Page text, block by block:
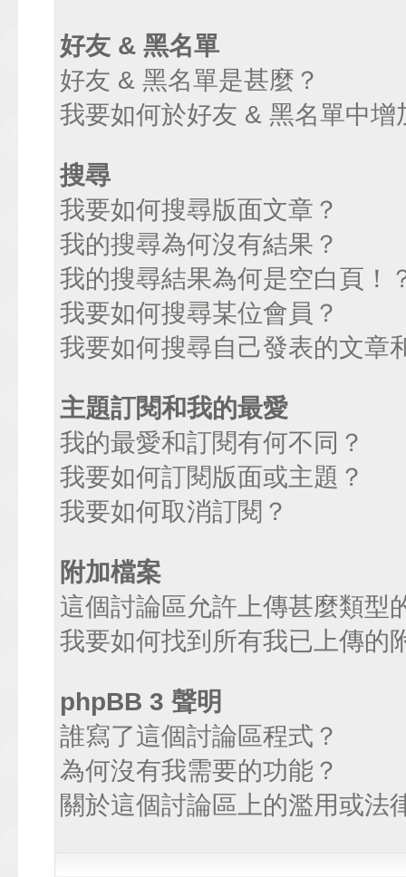
好友 & 黑名單
好友 & 黑名單是甚麼？
我要如何於好友 & 黑名單中增
搜尋
我要如何搜尋版面文章？
我的搜尋為何沒有結果？
我的搜尋結果為何是空白頁！
我要如何搜尋某位會員？
我要如何搜尋自己發表的文章
主題訂閱和我的最愛
我的最愛和訂閱有何不同？
我要如何訂閱版面或主題？
我要如何取消訂閱？
附加檔案
這個討論區允許上傳甚麼類型
我要如何找到所有我已上傳的
phpBB 3 聲明
誰寫了這個討論區程式？
為何沒有我需要的功能？
關於這個討論區上的濫用或法